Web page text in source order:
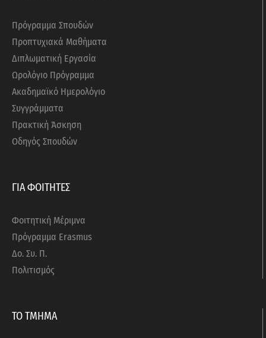
Πρόγραμμα Σπουδών
Προπτυχιακά Μαθήματα
Διπλωματική Εργασία
Ωρολόγιο Πρόγραμμα
Ακαδημαϊκό Ημερολόγιο
Συγγράμματα
Πρακτική Άσκηση
Οδηγός Σπουδών
ΓΙΑ ΦΟΙΤΗΤΕΣ
Φοιτητική Μέριμνα
Πρόγραμμα Erasmus
Δο. Συ. Π.
Πολιτισμός
ΤΟ ΤΜΗΜΑ